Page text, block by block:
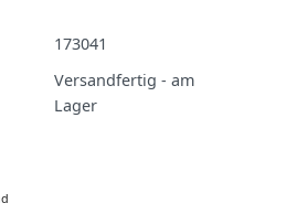
173041
Versandfertig - am
Lager